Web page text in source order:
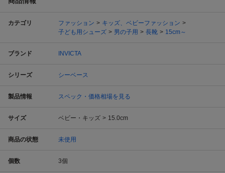
カテゴリ ファッション
キッズ、ベビーファッション
子ども用シューズ
男の子用 長靴 15cm～
ブランド INVICTA
シリーズ シーベース
製品情報 スペック・価格相場を見る
サイズ ベビー・キッズ 15.0cm
商品の状態 未使用
個数 3個